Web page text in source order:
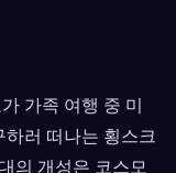
가족 여행 중 미
러 떠나는 횡스크
의 개성은 코스모